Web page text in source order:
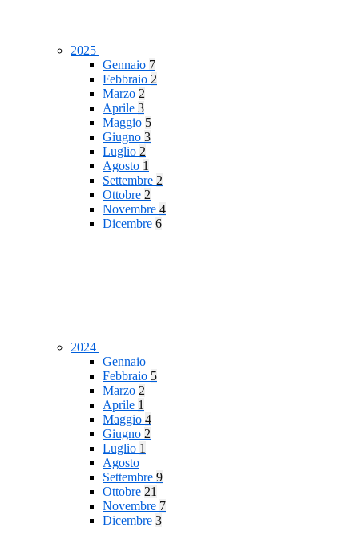
2025
Gennaio 7
Febbraio 2
Marzo 2
Aprile 3
Maggio 5
Giugno 3
Luglio 2
Agosto 1
Settembre 2
Ottobre 2
Novembre 4
Dicembre 6
2024
Gennaio
Febbraio 5
Marzo 2
Aprile 1
Maggio 4
Giugno 2
Luglio 1
Agosto
Settembre 9
Ottobre 21
Novembre 7
Dicembre 3